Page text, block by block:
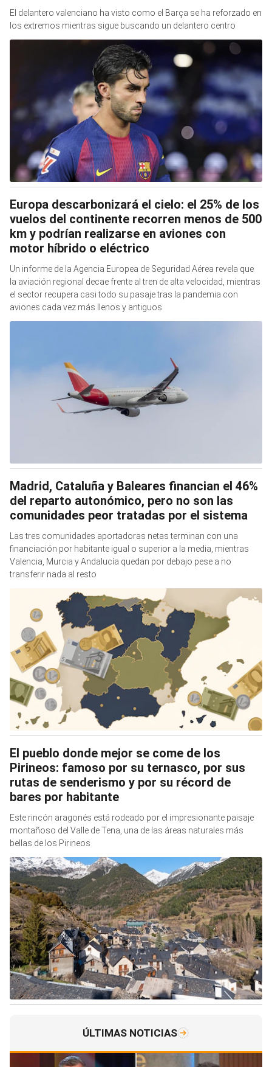
El delantero valenciano ha visto como el Barça se ha reforzado en
los extremos mientras sigue buscando un delantero centro
Europa descarbonizará el cielo: el 25% de los
vuelos del continente recorren menos de 500
km y podrían realizarse en aviones con
motor híbrido o eléctrico
Un informe de la Agencia Europea de Seguridad Aérea revela que
la aviación regional decae frente al tren de alta velocidad, mientras
el sector recupera casi todo su pasaje tras la pandemia con
aviones cada vez más llenos y antiguos
Madrid, Cataluña y Baleares financian el 46%
del reparto autonómico, pero no son las
comunidades peor tratadas por el sistema
Las tres comunidades aportadoras netas terminan con una
financiación por habitante igual o superior a la media, mientras
Valencia, Murcia y Andalucía quedan por debajo pese a no
transferir nada al resto
El pueblo donde mejor se come de los
Pirineos: famoso por su ternasco, por sus
rutas de senderismo y por su récord de
bares por habitante
Este rincón aragonés está rodeado por el impresionante paisaje
montañoso del Valle de Tena, una de las áreas naturales más
bellas de los Pirineos
ÚLTIMAS NOTICIAS